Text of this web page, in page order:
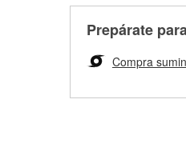
Prepárate
Compra